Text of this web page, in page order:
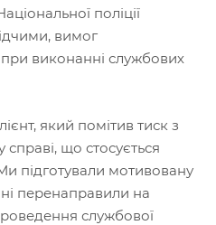
поліції
вимог
виконанні службових
який помітив тиск з
справі, що стосується
підготували мотивовану
перенаправили на
службової